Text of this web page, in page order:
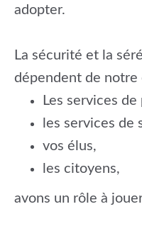
adopter.
La sécurité et la
dépendent de
Les services de
les services de
vos élus,
les citoyens,
avons un rôle à